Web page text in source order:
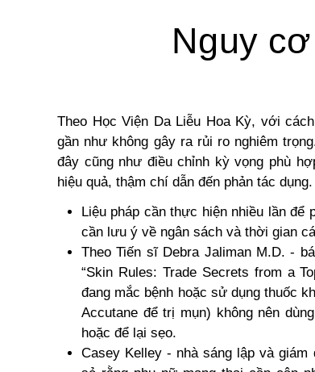
Nguy
Theo Học Viện Da Liễu Hoa Kỳ, với
gần như không gây ra rủi ro nghiêm
đây cũng như điều chỉnh kỳ vọng phù
hiệu quả, thậm chí dẫn đến phản tác dụng.
Liệu pháp cần thực hiện nhiều lần
cần lưu ý về ngân sách và thời gian
Theo Tiến sĩ Debra Jaliman M.D. -
“Skin Rules: Trade Secrets from a
đang mắc bệnh hoặc sử dụng thuốc
Accutane để trị mụn) không nên
hoặc để lại sẹo.
Casey Kelley - nhà sáng lập và